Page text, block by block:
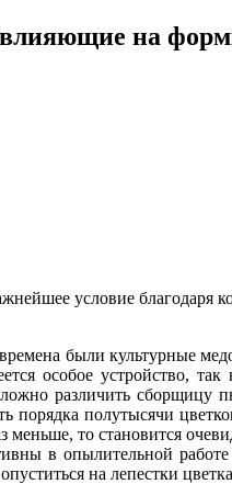
на
условие благодаря
были культурные
особое устройство,
различить сборщицу
порядка полутысячи
меньше, то становится
в опылительной
на лепестки